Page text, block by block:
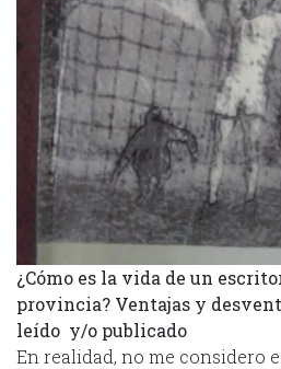
¿Cómo es la vida de un
provincia? Ventajas y
leído y/o publicado
En realidad, no me considero